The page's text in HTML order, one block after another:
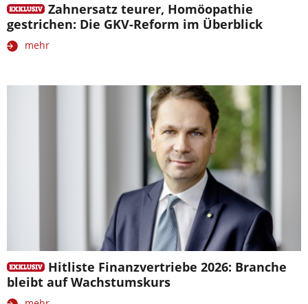
Zahnersatz teurer, Homöopathie
gestrichen: Die GKV-Reform im Überblick
mehr
Hitliste Finanzvertriebe 2026: Branche
bleibt auf Wachstumskurs